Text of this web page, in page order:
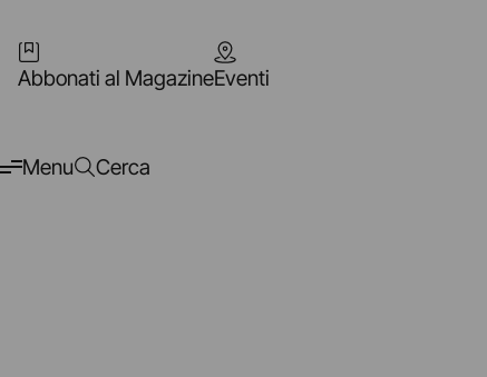
Abbonati al MagazineEventi
Menu Cerca